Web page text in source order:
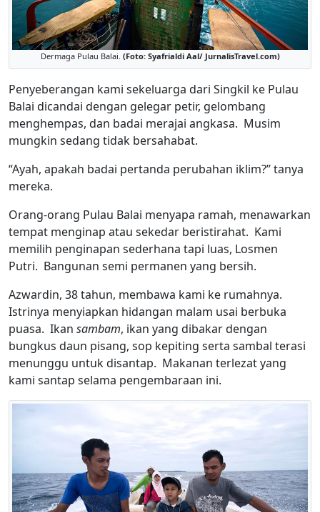
Dermaga Pulau Balai. (Foto: Syafrialdi Aal/ JurnalisTravel.com)
Penyeberangan kami sekeluarga dari Singkil ke Pulau
Balai dicandai dengan gelegar petir, gelombang
menghempas, dan badai merajai angkasa. Musim
mungkin sedang tidak bersahabat.
“Ayah, apakah badai pertanda perubahan iklim?” tanya
mereka.
Orang-orang Pulau Balai menyapa ramah, menawarkan
tempat menginap atau sekedar beristirahat. Kami
memilih penginapan sederhana tapi luas, Losmen
Putri. Bangunan semi permanen yang bersih.
Azwardin, 38 tahun, membawa kami ke rumahnya.
Istrinya menyiapkan hidangan malam usai berbuka
puasa. Ikan sambam, ikan yang dibakar dengan
bungkus daun pisang, sop kepiting serta sambal terasi
menunggu untuk disantap. Makanan terlezat yang
kami santap selama pengembaraan ini.